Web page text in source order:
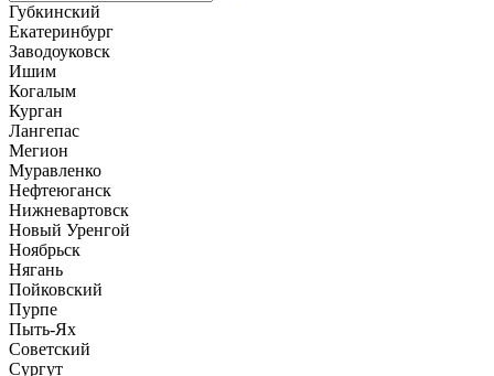
Губкинский
Екатеринбург
Заводоуковск
Ишим
Когалым
Курган
Лангепас
Мегион
Муравленко
Нефтеюганск
Нижневартовск
Новый Уренгой
Ноябрьск
Нягань
Пойковский
Пурпе
Пыть-Ях
Советский
Сургут